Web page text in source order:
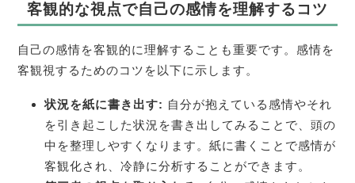
客観的な視点で自己の感情を理解するコツ
自己の感情を客観的に理解することも重要です。感情を
客観視するためのコツを以下に示します。
状況を紙に書き出す: 自分が抱えている感情やそれ
を引き起こした状況を書き出してみることで、頭の
中を整理しやすくなります。紙に書くことで感情が
客観化され、冷静に分析することができます。